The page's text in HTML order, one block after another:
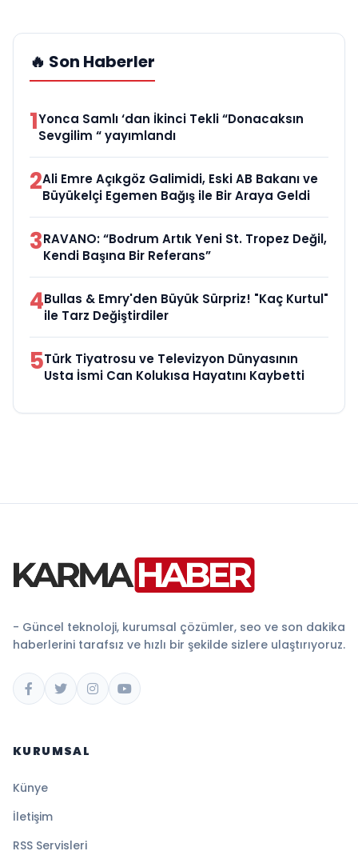
🔥 Son Haberler
1Yonca Samlı ‘dan İkinci Tekli “Donacaksın
Sevgilim “ yayımlandı
2Ali Emre Açıkgöz Galimidi, Eski AB Bakanı ve
Büyükelçi Egemen Bağış ile Bir Araya Geldi
3RAVANO: “Bodrum Artık Yeni St. Tropez Değil,
Kendi Başına Bir Referans”
4Bullas & Emry'den Büyük Sürpriz! "Kaç Kurtul"
ile Tarz Değiştirdiler
5Türk Tiyatrosu ve Televizyon Dünyasının
Usta İsmi Can Kolukısa Hayatını Kaybetti
- Güncel teknoloji, kurumsal çözümler, seo ve son dakika
haberlerini tarafsız ve hızlı bir şekilde sizlere ulaştırıyoruz.
KURUMSAL
Künye
İletişim
RSS Servisleri